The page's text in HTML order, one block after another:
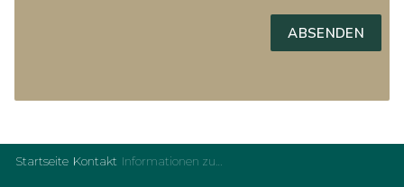
Startseite Kontakt